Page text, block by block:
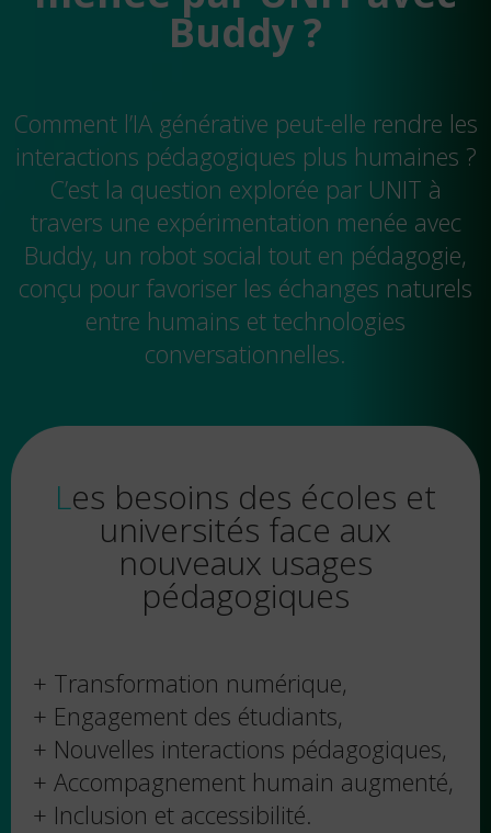
Buddy ?
Comment l’IA générative peut-elle rendre les
interactions pédagogiques plus humaines ?
C’est la question explorée par UNIT à
travers une expérimentation menée avec
Buddy, un robot social tout en pédagogie,
conçu pour favoriser les échanges naturels
entre humains et technologies
conversationnelles.
Les besoins des écoles et
universités face aux
nouveaux usages
pédagogiques
+ Transformation numérique,
+ Engagement des étudiants,
+ Nouvelles interactions pédagogiques,
+ Accompagnement humain augmenté,
+ Inclusion et accessibilité.